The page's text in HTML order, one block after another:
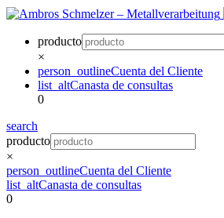
producto
×
person_outlineCuenta del Cliente
list_altCanasta de consultas
0
search
producto
×
person_outlineCuenta del Cliente
list_altCanasta de consultas
0